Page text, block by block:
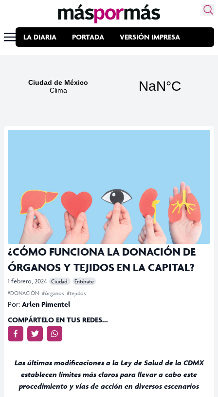
LA DIARIA PORTADA VERSIÓN IMPRESA
¿CÓMO FUNCIONA LA DONACIÓN DE
ÓRGANOS Y TEJIDOS EN LA CAPITAL?
1 febrero, 2024 Ciudad
Entérate
#DONACIÓN #órganos #tejidos
Por: Arlen Pimentel
COMPÁRTELO EN TUS REDES...
Las últimas modificaciones a la Ley de Salud de la CDMX
establecen límites más claros para llevar a cabo este
procedimiento y vías de acción en diversos escenarios